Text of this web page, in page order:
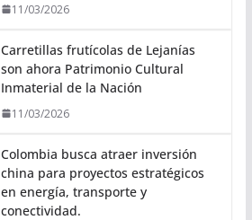
11/03/2026
Carretillas frutícolas de Lejanías
son ahora Patrimonio Cultural
Inmaterial de la Nación
11/03/2026
Colombia busca atraer inversión
china para proyectos estratégicos
en energía, transporte y
conectividad.